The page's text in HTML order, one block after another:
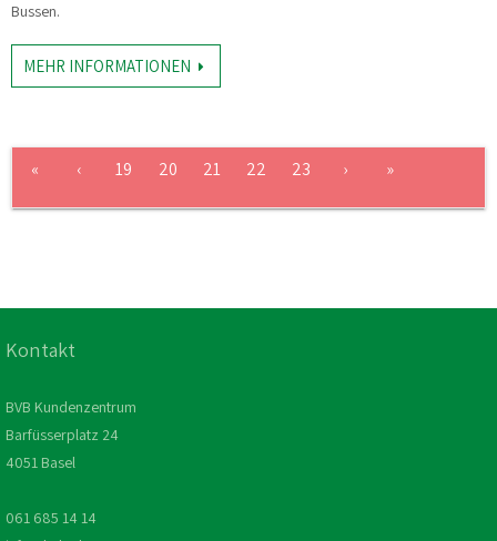
Bussen.
MEHR INFORMATIONEN
« ‹ 19 20 21 22 23 › »
Kontakt
BVB Kundenzentrum
Barfüsserplatz 24
4051 Basel
061 685 14 14